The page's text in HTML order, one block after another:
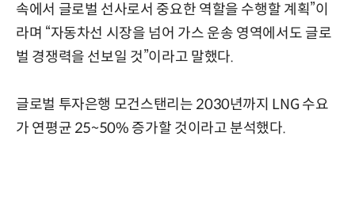
속에서 글로벌 선사로서 중요한 역할을 수행할 계획”이
라며 “자동차선 시장을 넘어 가스 운송 영역에서도 글로
벌 경쟁력을 선보일 것”이라고 말했다.
글로벌 투자은행 모건스탠리는 2030년까지 LNG 수요
가 연평균 25~50% 증가할 것이라고 분석했다.